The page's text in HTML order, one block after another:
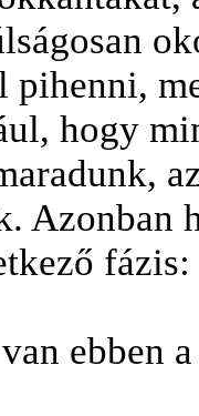
hogy
Azonban
ebben